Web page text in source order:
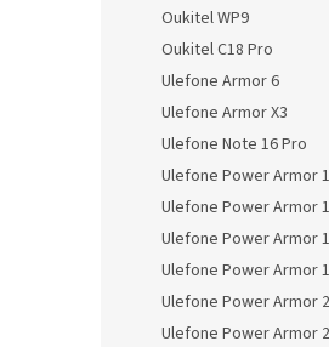
Oukitel WP9
Oukitel C18 Pro
Ulefone Armor 6
Ulefone Armor X3
Ulefone Note 16 Pro
Ulefone Power Armor
Ulefone Power Armor
Ulefone Power Armor
Ulefone Power Armor
Ulefone Power Armor
Ulefone Power Armor